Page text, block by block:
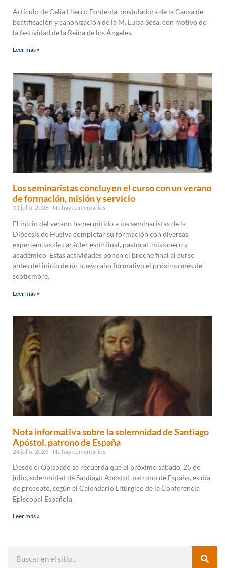
Artículo de Celia Hierro Fontenla, postuladora de la Causa de
beatificación y canonización de la M. Luisa Sosa, con motivo de
la festividad de la Reina de los Ángeles.
Leer más »
Los seminaristas concluyen el curso con un verano
de formación, misión y servicio
31 julio, 2026 No hay comentarios
El inicio del verano ha permitido a los seminaristas de la
Diócesis de Huelva completar su formación con diversas
experiencias de carácter espiritual, pastoral, misionero y
académico. Estas actividades ponen el broche final al curso
antes del inicio de un nuevo año formativo el próximo mes de
septiembre.
Leer más »
Nota informativa sobre la solemnidad de Santiago
Apóstol, patrono de España
24 julio, 2026 No hay comentarios
Desde el Obispado se recuerda que el próximo sábado, 25 de
julio, solemnidad de Santiago Apóstol, patrono de España, es día
de precepto, según el Calendario Litúrgico de la Conferencia
Episcopal Española.
Leer más »